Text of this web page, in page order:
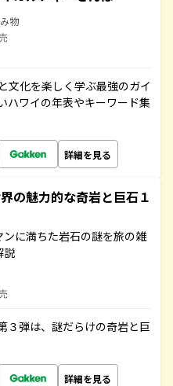
物
文化を楽しく学ぶ最強のガイ
ハワイの年表やキーワード集
詳細を見る
の魅力的な奇岩と巨石１
に満ちた岩石の謎を旅の雑
説
３弾は、謎だらけの奇岩と巨
詳細を見る